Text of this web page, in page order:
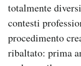
totalmente
contesti
procedimento
ribaltato: prima